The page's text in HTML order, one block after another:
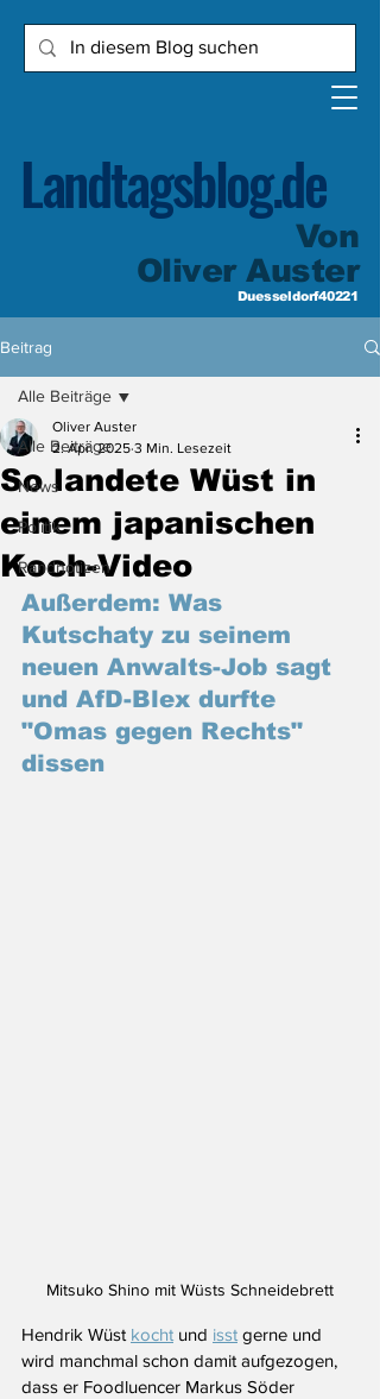
Landtagsblog.de
Von
Oliver Auster
Duesseldorf40221
Beitrag
Alle Beiträge
News
Politik
Randnotizen
Alle Beiträge
So landete Wüst in
einem japanischen
Koch-Video
Oliver Auster
2. Apr. 2025 3 Min. Lesezeit
Außerdem: Was
Kutschaty zu seinem
neuen Anwalts-Job sagt
und AfD-Blex durfte
"Omas gegen Rechts"
dissen
Mitsuko Shino mit Wüsts Schneidebrett
Hendrik Wüst kocht und isst gerne und
wird manchmal schon damit aufgezogen,
dass er Foodluencer Markus Söder